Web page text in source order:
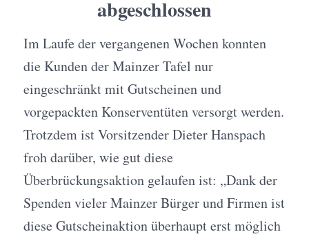
abgeschlossen
Im Laufe der vergangenen Wochen konnten
die Kunden der Mainzer Tafel nur
eingeschränkt mit Gutscheinen und
vorgepackten Konserventüten versorgt werden.
Trotzdem ist Vorsitzender Dieter Hanspach
froh darüber, wie gut diese
Überbrückungsaktion gelaufen ist: „Dank der
Spenden vieler Mainzer Bürger und Firmen ist
diese Gutscheinaktion überhaupt erst möglich